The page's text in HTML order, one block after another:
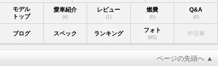
モデル
トップ
愛車紹介
(4)
レビュー
(1)
燃費
(0)
Q&A
(0)
ブログ スペック ランキング フォト
(85)
中古車
ページの先頭へ ▲